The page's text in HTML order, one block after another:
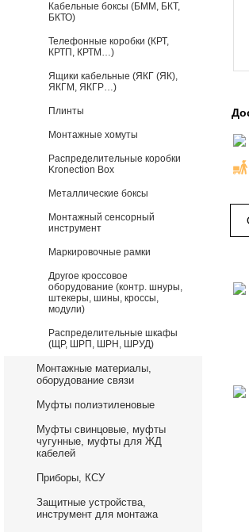
Кабельные боксы (БММ, БКТ,
БКТО)
Телефонные коробки (КРТ,
КРТП, КРТМ…)
Ящики кабельные (ЯКГ (ЯК),
ЯКГМ, ЯКГР…)
Плинты
Монтажные хомуты
Распределительные коробки
Kronection Box
Металлические боксы
Монтажный сенсорный
инструмент
Маркировочные рамки
Другое кроссовое
оборудование (контр. шнуры,
штекеры, шины, кроссы,
модули)
Распределительные шкафы
(ЩР, ШРП, ШРН, ШРУД)
Монтажные материалы,
оборудование связи
Муфты полиэтиленовые
Муфты свинцовые, муфты
чугунные, муфты для ЖД
кабелей
Приборы, КСУ
Защитные устройства,
инструмент для монтажа